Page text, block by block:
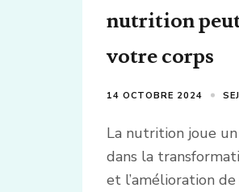
nutrition
votre corps
14 OCTOBRE 2024
La nutrition joue
dans la
et l’amélioration